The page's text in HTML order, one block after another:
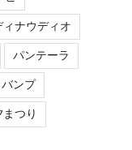
ィナウディオ
パンテーラ
バンプ
つり